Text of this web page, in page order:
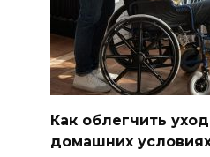
Как облегчить
домашних